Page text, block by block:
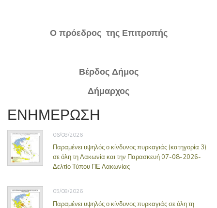
Ο πρόεδρος της Επιτροπής
Βέρδος Δήμος
Δήμαρχος
ΕΝΗΜΕΡΩΣΗ
06/08/2026
Παραμένει υψηλός ο κίνδυνος πυρκαγιάς (κατηγορία 3)
σε όλη τη Λακωνία και την Παρασκευή 07-08-2026-
Δελτίο Τύπου ΠΕ Λακωνίας
05/08/2026
Παραμένει υψηλός ο κίνδυνος πυρκαγιάς σε όλη τη